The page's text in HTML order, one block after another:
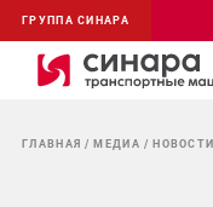
ГРУППА СИНАРА
ГЛАВНАЯ МЕДИА НОВОСТИ